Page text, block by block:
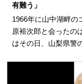
有難う」
1966年に山中湖畔の
原裕次郎と会ったの
はその日、山梨県警